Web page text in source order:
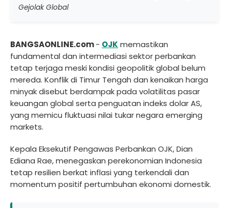
Gejolak Global
BANGSAONLINE.com- OJK memastikan
fundamental dan intermediasi sektor perbankan
tetap terjaga meski kondisi geopolitik global belum
mereda. Konflik di Timur Tengah dan kenaikan harga
minyak disebut berdampak pada volatilitas pasar
keuangan global serta penguatan indeks dolar AS,
yang memicu fluktuasi nilai tukar negara emerging
markets.
Kepala Eksekutif Pengawas Perbankan OJK, Dian
Ediana Rae, menegaskan perekonomian Indonesia
tetap resilien berkat inflasi yang terkendali dan
momentum positif pertumbuhan ekonomi domestik.